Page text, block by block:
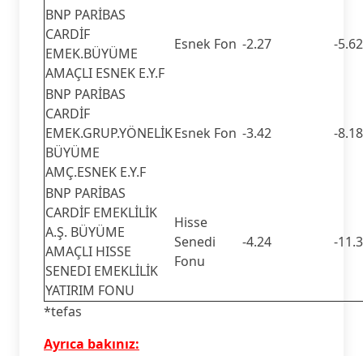
BNP PARİBAS
CARDİF
EMEK.BÜYÜME
AMAÇLI ESNEK E.Y.F
Esnek Fon -2.27 -5.62
BNP PARİBAS
CARDİF
EMEK.GRUP.YÖNELİK
BÜYÜME
AMÇ.ESNEK E.Y.F
Esnek Fon -3.42 -8.18
BNP PARİBAS
CARDİF EMEKLİLİK
A.Ş. BÜYÜME
AMAÇLI HISSE
SENEDI EMEKLİLİK
YATIRIM FONU
Hisse
Senedi
Fonu
-4.24 -
*tefas
Ayrıca bakınız: